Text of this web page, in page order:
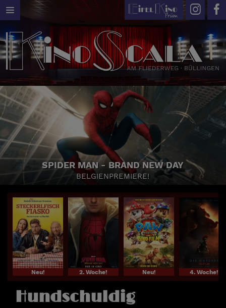
SPIDER MAN - BRAND NEW DAY
BELGIENPREMIERE!
Neu! 2. Woche! Neu! 4. Woche!
Hundschuldig